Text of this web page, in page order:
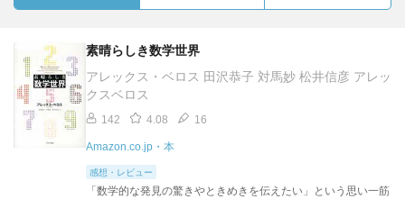
素晴らしき数学世界
アレックス・ベロス 田沢恭子 対馬妙 松井信彦 アレッ
クスベロス
142 4.08 16
Amazon.co.jp・本
感想・レビュー
「数学的な発見の驚きやときめきを伝えたい」という思い一筋